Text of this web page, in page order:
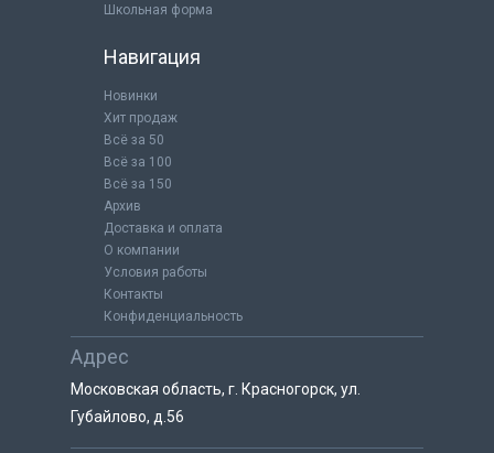
Школьная форма
Навигация
Новинки
Хит продаж
Всё за 50
Всё за 100
Всё за 150
Архив
Доставка и оплата
О компании
Условия работы
Контакты
Конфиденциальность
Адрес
Московская область, г. Красногорск, ул.
Губайлово, д.56